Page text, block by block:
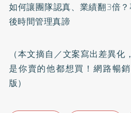
如何讓團隊認真、業績翻3倍
後時間管理真諦
（本文摘自／文案寫出差異
是你賣的他都想買！網路暢
版）